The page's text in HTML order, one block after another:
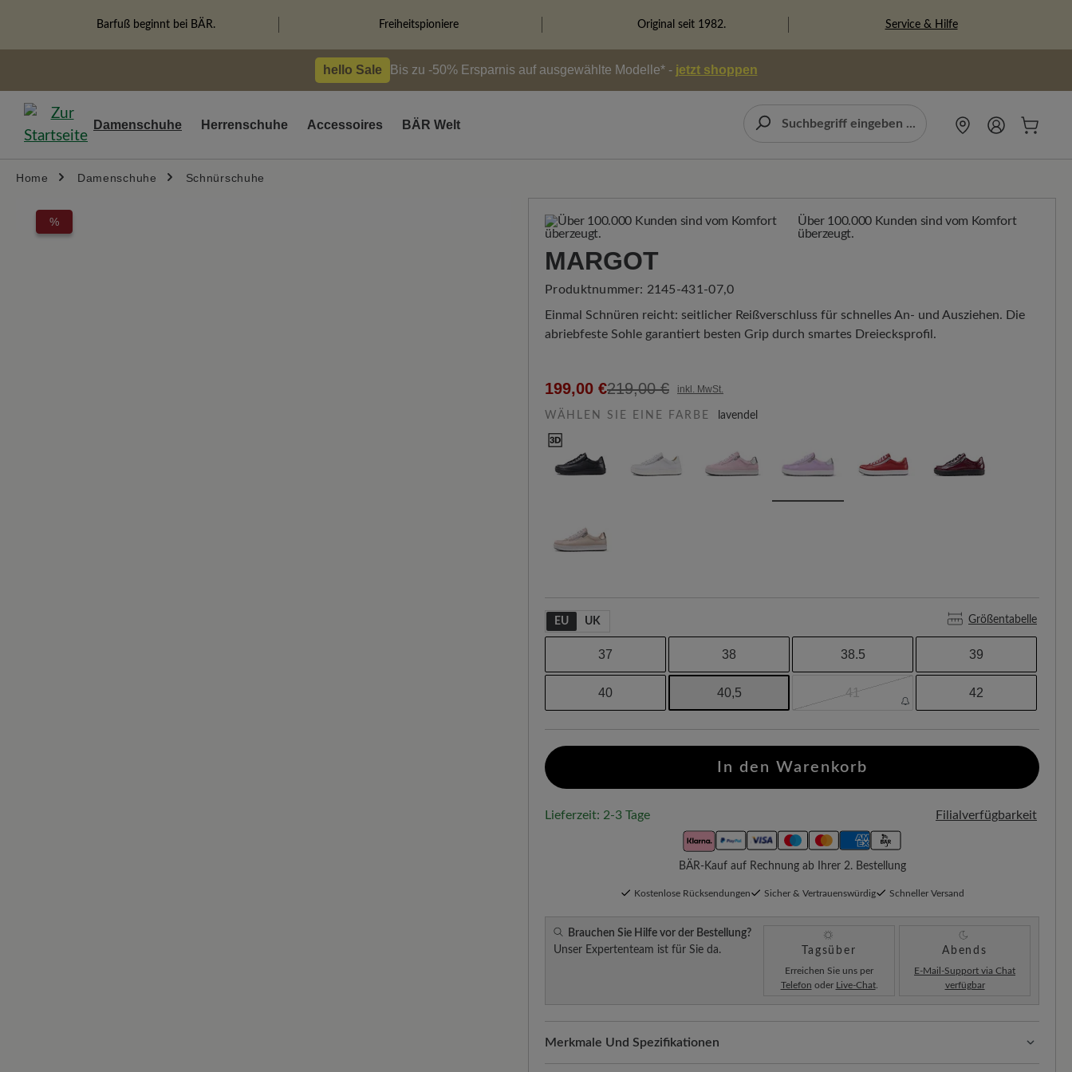
Zur Hauptnavigation springen
Barfuß beginnt bei BÄR. Freiheitspioniere Original seit 1982. Service & Hilfe
hello Sale Bis zu -50% Ersparnis auf ausgewählte Modelle* - jetzt shoppen
Damenschuhe Herrenschuhe Accessoires BÄR Welt
Home Damenschuhe Schnürschuhe
%
Bildergalerie überspringen
Über 100.000 Kunden sind vom Komfort
überzeugt.
MARGOT
Produktnummer: 2145-431-07,0
Einmal Schnüren reicht: seitlicher Reißverschluss für schnelles An- und Ausziehen. Die
abriebfeste Sohle garantiert besten Grip durch smartes Dreiecksprofil.
199,00 €219,00 € inkl. MwSt.
WÄHLEN SIE EINE FARBE lavendel
EU UK Größentabelle
37 38 38.5 39
40 40,5 41 42
In den Warenkorb
Lieferzeit: 2-3 Tage Filialverfügbarkeit
BÄR-Kauf auf Rechnung ab Ihrer 2. Bestellung
Kostenlose Rücksendungen Sicher & Vertrauenswürdig Schneller Versand
Brauchen Sie Hilfe vor der Bestellung?
Unser Expertenteam ist für Sie da.
Tagsüber
Erreichen Sie uns per
Telefon oder Live-Chat.
Abends
E-Mail-Support via Chat
verfügbar
Merkmale Und Spezifikationen
Freeyourfeet!Die perfekte Passform mit 100% Zehenfreiheit. Natürlich geformte